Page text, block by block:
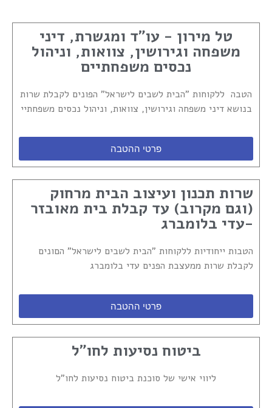
טל מירון - עו"ד ומגשרת, דיני
משפחה וגירושין, צוואות, וניהול
נכסים משפחתיים
הטבה ללקוחות "הבית לשבים לישראל" הפונים לקבלת שרות
בנושא דיני משפחה וגירושין, צוואות, וניהול נכסים משפחתיי
פרטי ההטבה
שרות תכנון ועיצוב הבית מרחוק
(וגם מקרוב) עד קבלת בית מאובזר
-עדי בלומברג
הטבות ייחודיות ללקוחות "הבית לשבים לישראל" הםונים
לקבלת שרות ממעצבת הפנים עדי בלומברג
פרטי ההטבה
ביטוח נסיעות לחו"ל
ליווי אישי של סוכנת ביטוח נסיעות לחו"ל